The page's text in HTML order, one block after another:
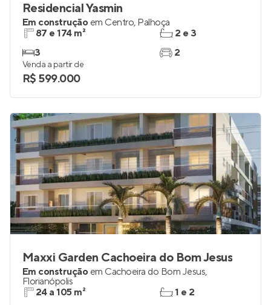
Residencial Yasmin
Em construção em Centro, Palhoça
87 e 174 m²
3
2 e 3
2
Venda a partir de
R$ 599.000
Maxxi Garden Cachoeira do Bom Jesus
Em construção em Cachoeira do Bom Jesus,
Florianópolis
24 a 105 m²
1 e 2